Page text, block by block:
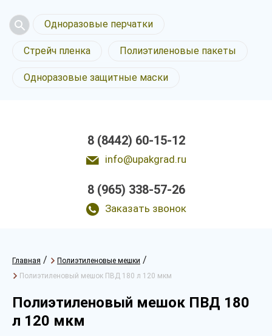
Одноразовые перчатки
Стрейч пленка Полиэтиленовые пакеты
Одноразовые защитные маски
8 (8442) 60-15-12
info@upakgrad.ru
8 (965) 338-57-26
Заказать звонок
Главная / Полиэтиленовые мешки /
Полиэтиленовый мешок ПВД 180 л 120 мкм
Полиэтиленовый мешок ПВД 180
л 120 мкм